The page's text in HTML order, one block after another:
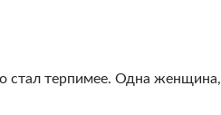
стал терпимее. Одна женщина,